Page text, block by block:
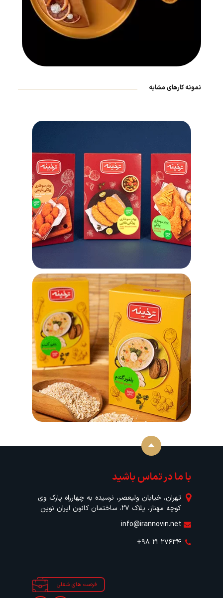
نمونه کارهای مشابه
فرصت های شعلی
با ما در تماس باشید
تهران، خیابان ولیعصر، نرسیده به چهارراه پارک وی
کوچه مهناز، پلاک ۲۷، ساختمان کانون ایران نوین
info@irannovin.net
+۹۸ ۲۱ ۲۷۶۳۴